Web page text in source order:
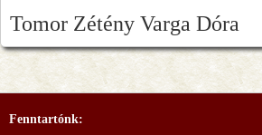
Tomor Zétény Varga Dóra
Fenntartónk: